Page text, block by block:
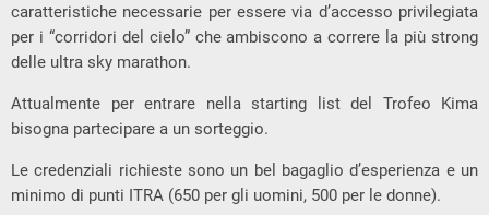
caratteristiche necessarie per essere via d’accesso privilegiata
per i “corridori del cielo” che ambiscono a correre la più strong
delle ultra sky marathon.
Attualmente per entrare nella starting list del Trofeo Kima
bisogna partecipare a un sorteggio.
Le credenziali richieste sono un bel bagaglio d’esperienza e un
minimo di punti ITRA (650 per gli uomini, 500 per le donne).